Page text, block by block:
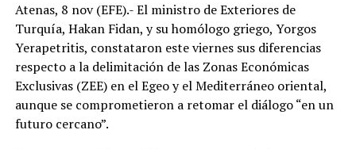
Atenas, 8 nov (EFE).- El ministro de Exteriores de
Turquía, Hakan Fidan, y su homólogo griego, Yorgos
Yerapetritis, constataron este viernes sus diferencias
respecto a la delimitación de las Zonas Económicas
Exclusivas (ZEE) en el Egeo y el Mediterráneo oriental,
aunque se comprometieron a retomar el diálogo “en un
futuro cercano”.